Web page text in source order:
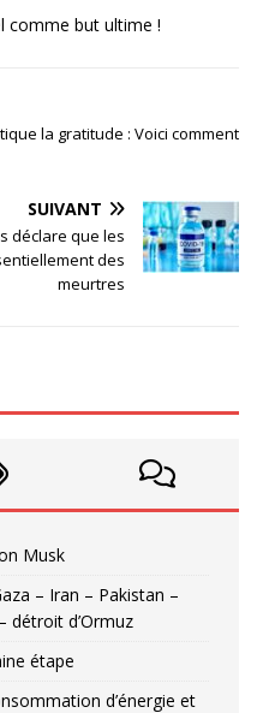
comme but ultime !
la gratitude : Voici comment
SUIVANT
déclare que les
des
meurtres
Musk
– Iran – Pakistan –
détroit d’Ormuz
étape
d’énergie et